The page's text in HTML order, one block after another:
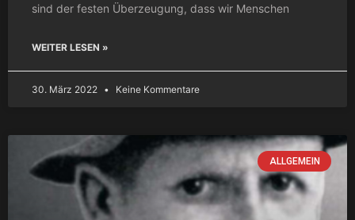
sind der festen Überzeugung, dass wir Menschen
WEITER LESEN »
30. März 2022 Keine Kommentare
ALLGEMEIN